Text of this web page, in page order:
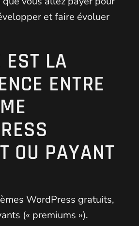
et faire évoluer
EST LA
ENTRE
OU PAYANT
WordPress gratuits,
(« premiums »).